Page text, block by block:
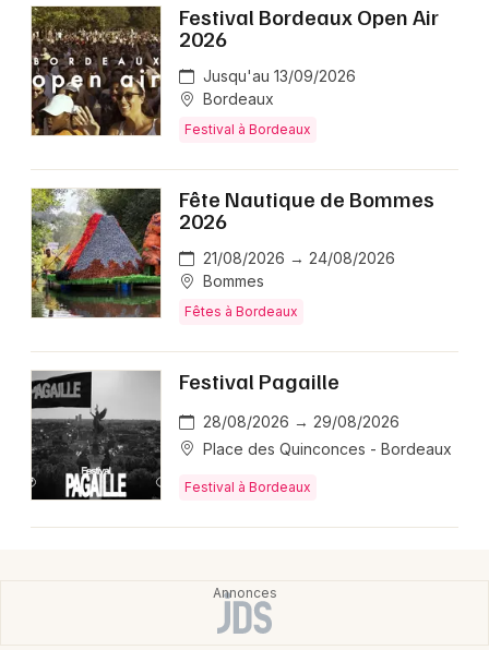
Manifestations
Foires & salons
Spectacles
Concerts
Sports
Soirées
Expos
Sorties & loisirs
Grands événements en Gironde
Grands événements en Nouvelle-Aquitaine
Mulhouse
Montpellier
Nantes
Nice
Paris
Strasbourg
Toulouse
Toutes les villes
Festival Bordeaux Open Air
2026
Jusqu'au 13/09/2026
Bordeaux
Festival à Bordeaux
Fête Nautique de Bommes
2026
21/08/2026 → 24/08/2026
Bommes
Fêtes à Bordeaux
Festival Pagaille
28/08/2026 → 29/08/2026
Place des Quinconces - Bordeaux
Festival à Bordeaux